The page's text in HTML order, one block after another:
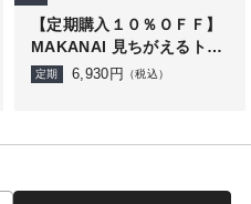
【定期購入１０％ＯＦＦ】
MAKANAI 見ちがえるトリ
ートメント（しとやかな椿
定期 6,930 円 （税込）